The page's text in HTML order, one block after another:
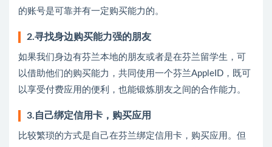
的账号是可靠并有一定购买能力的。
2.寻找身边购买能力强的朋友
如果我们身边有芬兰本地的朋友或者是在芬兰留学生，可
以借助他们的购买能力，共同使用一个芬兰AppleID，既可
以享受付费应用的便利，也能锻炼朋友之间的合作能力。
3.自己绑定信用卡，购买应用
比较繁琐的方式是自己在芬兰绑定信用卡，购买应用。但